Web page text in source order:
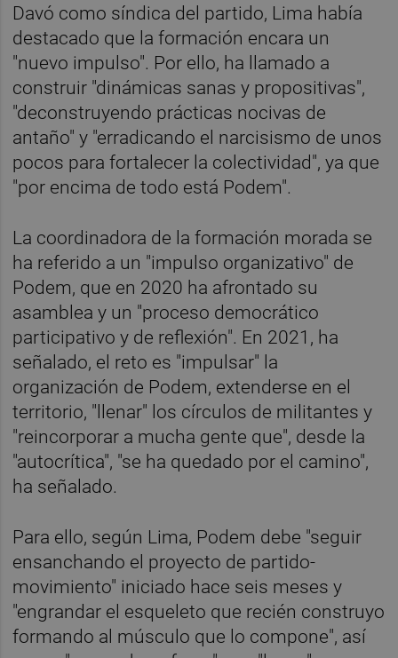
Davó como síndica del partido, Lima había
destacado que la formación encara un
"nuevo impulso". Por ello, ha llamado a
construir "dinámicas sanas y propositivas",
"deconstruyendo prácticas nocivas de
antaño" y "erradicando el narcisismo de unos
pocos para fortalecer la colectividad", ya que
"por encima de todo está Podem".
La coordinadora de la formación morada se
ha referido a un "impulso organizativo" de
Podem, que en 2020 ha afrontado su
asamblea y un "proceso democrático
participativo y de reflexión". En 2021, ha
señalado, el reto es "impulsar" la
organización de Podem, extenderse en el
territorio, "llenar" los círculos de militantes y
"reincorporar a mucha gente que", desde la
"autocrítica", "se ha quedado por el camino",
ha señalado.
Para ello, según Lima, Podem debe "seguir
ensanchando el proyecto de partido-
movimiento" iniciado hace seis meses y
"engrandar el esqueleto que recién construyo
formando al músculo que lo compone", así